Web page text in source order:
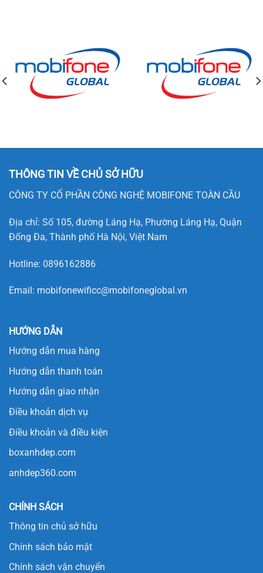
THÔNG TIN VỀ CHỦ SỞ HỮU
CÔNG TY CỔ PHẦN CÔNG NGHỆ MOBIFONE TOÀN CẦU
Địa chỉ: Số 105, đường Láng Hạ, Phường Láng Hạ, Quận
Đống Đa, Thành phố Hà Nội, Việt Nam
Hotline: 0896162886
Email: mobifonewificc@mobifoneglobal.vn
HƯỚNG DẪN
Hướng dẫn mua hàng
Hướng dẫn thanh toán
Hướng dẫn giao nhận
Điều khoản dịch vụ
Điều khoản và điều kiện
boxanhdep.com
anhdep360.com
CHÍNH SÁCH
Thông tin chủ sở hữu
Chính sách bảo mật
Chính sách vận chuyển